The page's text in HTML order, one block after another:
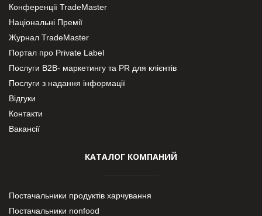
Конференції TradeMaster
Національні Премії
Журнал TradeMaster
Портал про Private Label
Послуги В2В- маркетингу та PR для клієнтів
Послуги з надання інформації
Відгуки
Контакти
Вакансії
КАТАЛОГ КОМПАНИЙ
Постачальники продуктів харчування
Постачальники nonfood